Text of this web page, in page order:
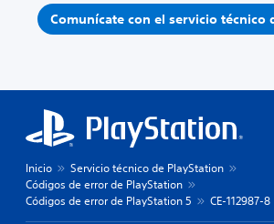
Comunícate con el servicio técnico
Inicio
Servicio técnico de PlayStation
Códigos de error de PlayStation
Códigos de error de PlayStation 5
CE-112987-8